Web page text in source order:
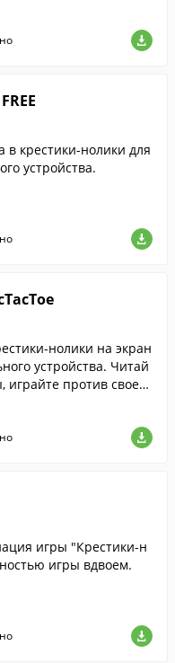
в крестики-нолики для
устройства.
нолики на экран
устройства. Читай
против своего
игры "Крестики-н
игры вдвоем.